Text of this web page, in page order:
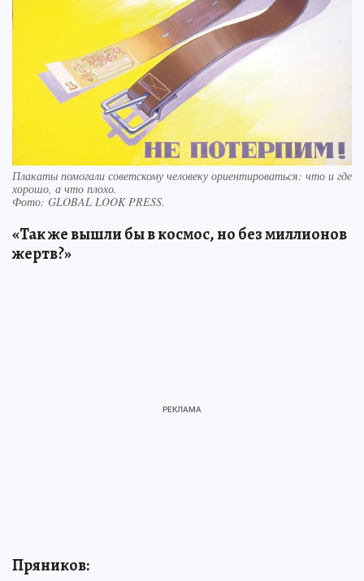
Плакаты помогали советскому человеку ориентироваться: что и где
хорошо, а что плохо.
Фото: GLOBAL LOOK PRESS.
«Так же вышли бы в космос, но без миллионов
жертв?»
Пряников: